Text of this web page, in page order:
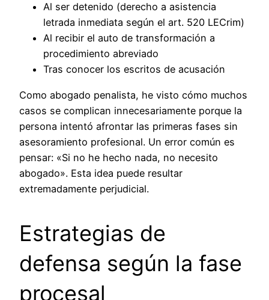
Al ser detenido (derecho a asistencia
letrada inmediata según el art. 520 LECrim)
Al recibir el auto de transformación a
procedimiento abreviado
Tras conocer los escritos de acusación
Como abogado penalista, he visto cómo muchos
casos se complican innecesariamente porque la
persona intentó afrontar las primeras fases sin
asesoramiento profesional. Un error común es
pensar: «Si no he hecho nada, no necesito
abogado». Esta idea puede resultar
extremadamente perjudicial.
Estrategias de
defensa según la fase
procesal